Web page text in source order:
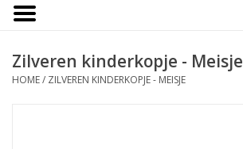
Occasions
Zilveren kinderkopje - Meisje
HOME/ ZILVEREN KINDERKOPJE - MEISJE